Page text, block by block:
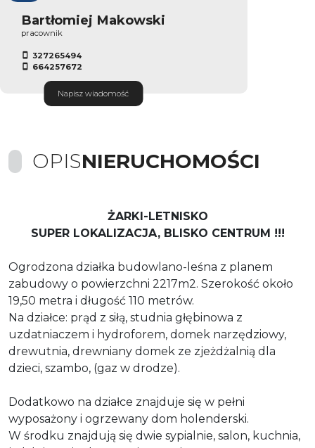
Bartłomiej Makowski
pracownik
327265494
664257672
Napisz wiadomość
OPISNIERUCHOMOŚCI
ŻARKI-LETNISKO
SUPER LOKALIZACJA, BLISKO CENTRUM !!!
Ogrodzona działka budowlano-leśna z planem
zabudowy o powierzchni 2217m2. Szerokość około
19,50 metra i długość 110 metrów.
Na działce: prąd z siłą, studnia głębinowa z
uzdatniaczem i hydroforem, domek narzędziowy,
drewutnia, drewniany domek ze zjeżdżalnią dla
dzieci, szambo, (gaz w drodze).
Dodatkowo na działce znajduje się w pełni
wyposażony i ogrzewany dom holenderski.
W środku znajdują się dwie sypialnie, salon, kuchnia,